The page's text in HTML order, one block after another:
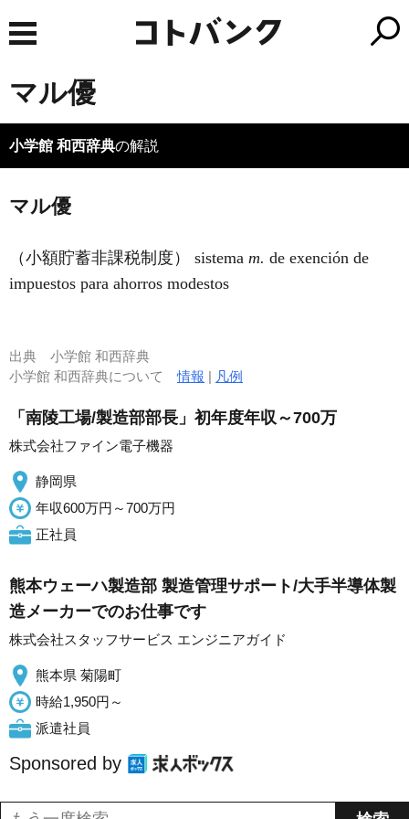
マル優
小学館 和西辞典の解説
マル優
（小額貯蓄非課税制度） sistema m. de exención de
impuestos para ahorros modestos
出典 小学館 和西辞典
小学館 和西辞典について情報 | 凡例
「南陵工場/製造部部長」初年度年収～700万
株式会社ファイン電子機器
静岡県
年収600万円～700万円
正社員
熊本ウェーハ製造部 製造管理サポート/大手半導体製
造メーカーでのお仕事です
株式会社スタッフサービス エンジニアガイド
熊本県 菊陽町
時給1,950円～
派遣社員
Sponsored by